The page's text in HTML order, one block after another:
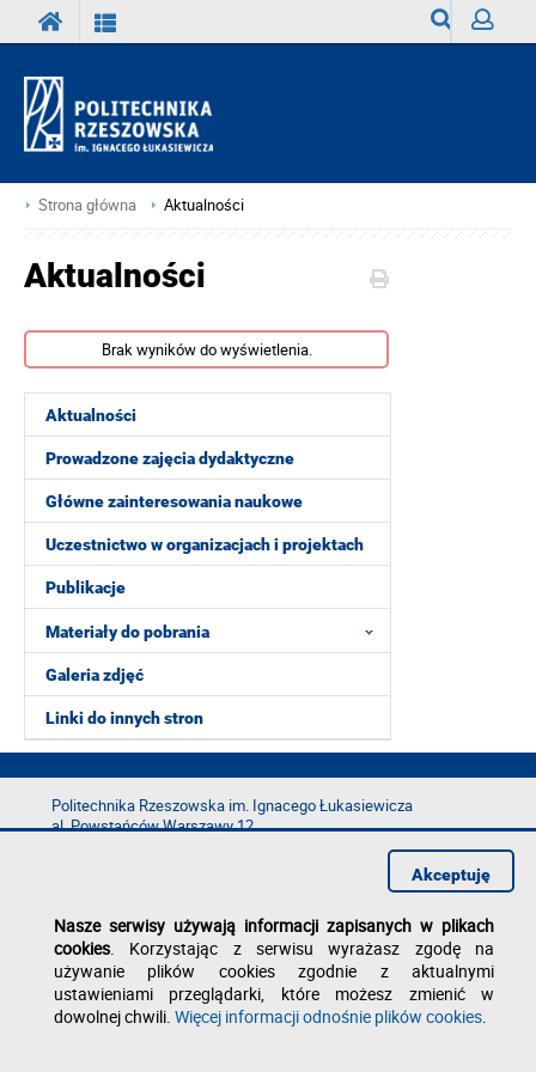
Strona główna Aktualności
Aktualności
Prowadzone zajęcia dydaktyczne
Główne zainteresowania naukowe
Uczestnictwo w organizacjach i projektach
Publikacje
Materiały do pobrania
Galeria zdjęć
Linki do innych stron
Aktualności
Brak wyników do wyświetlenia.
Politechnika Rzeszowska im. Ignacego Łukasiewicza
al. Powstańców Warszawy 12
e-mail:kancelaria@prz.edu.pl
Deklaracja dostępności
Polityka prywatności
Zgłoś błąd na stronie
Nasze serwisy używają informacji zapisanych w plikach
cookies. Korzystając z serwisu wyrażasz zgodę na
używanie plików cookies zgodnie z aktualnymi
ustawieniami przeglądarki, które możesz zmienić w
dowolnej chwili. Więcej informacji odnośnie plików cookies.
Akceptuję